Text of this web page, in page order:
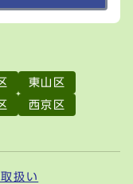
東山区
西京区
扱い